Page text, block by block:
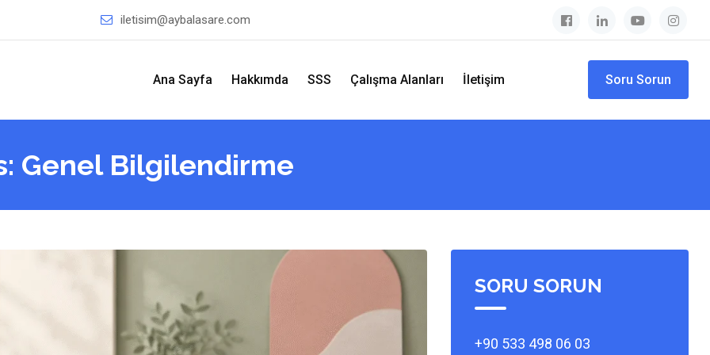
iletisim@aybalasare.com
Ana Sayfa Hakkımda SSS Çalışma Alanları İletişim Soru Sorun
Genel Bilgilendirme
SORU SORUN
+90 533 498 06 03